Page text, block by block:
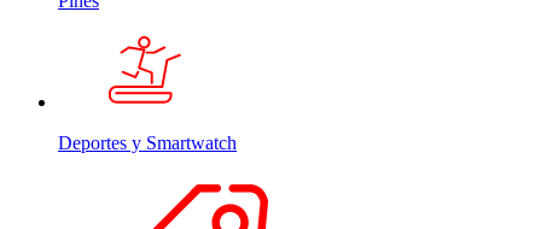
Deportes y Smartwatch